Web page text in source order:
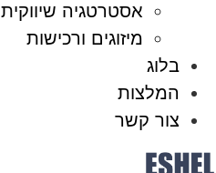
אסטרטגיה שיווקית
מיזוגים ורכישות
בלוג
המלצות
צור קשר